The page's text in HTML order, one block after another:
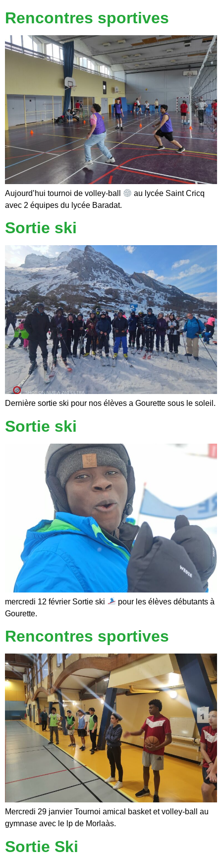
Rencontres sportives
Aujourd’hui tournoi de volley-ball
au lycée Saint Cricq
avec 2 équipes du lycée Baradat.
Sortie ski
Dernière sortie ski pour nos élèves a Gourette sous le soleil.
Sortie ski
mercredi 12 février Sortie ski
pour les élèves débutants à
Gourette.
Rencontres sportives
Mercredi 29 janvier Tournoi amical basket et volley-ball au
gymnase avec le lp de Morlaàs.
Sortie Ski